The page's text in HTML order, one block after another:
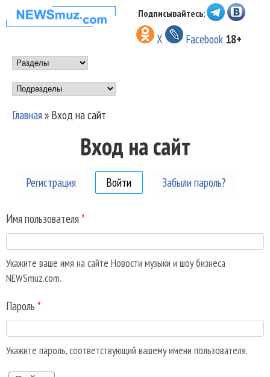
Перейти к основному
содержанию
НОВОСТИ
МУЗЫКИ И
ШОУ БИЗНЕСА
NEWSMUZ.COM
Подписывайтесь:
X Facebook 18+
Main menu
Подразделы
Вы здесь
Главная» Вход на сайт
Вход на сайт
Регистрация Войти (активная вкладка)
Забыли пароль?
Имя пользователя *
Укажите ваше имя на сайте Новости музыки и шоу бизнеса
NEWSmuz.com.
Пароль *
Укажите пароль, соответствующий вашему имени пользователя.